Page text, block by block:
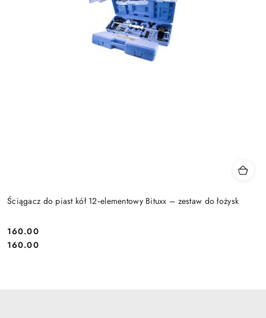
Ściągacz do piast kół 12‑elementowy Bituxx – zestaw do łożysk
Cena:
160.00
Cena:
160.00